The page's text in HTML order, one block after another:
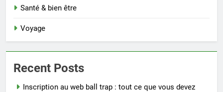
Santé & bien être
Voyage
Recent Posts
Inscription au web ball trap : tout ce que vous devez